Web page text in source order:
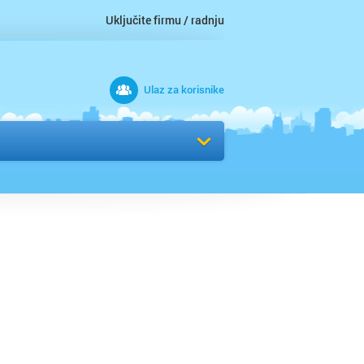
Uključite firmu / radnju
Ulaz za korisnike